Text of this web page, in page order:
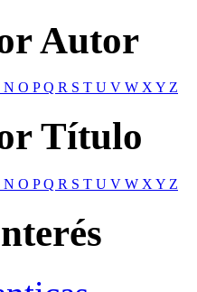
Autor
N O PQ R S T U V W XY Z
Título
N O PQ R S T U V W X Y Z